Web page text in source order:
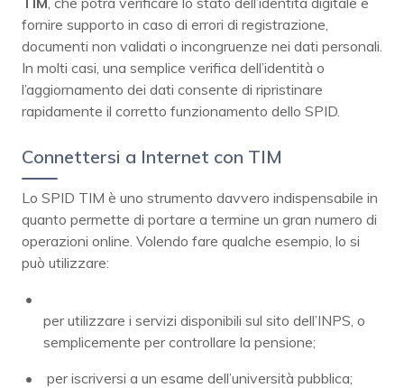
fornire supporto in caso di errori di registrazione,
documenti non validati o incongruenze nei dati personali.
In molti casi, una semplice verifica dell’identità o
l’aggiornamento dei dati consente di ripristinare
rapidamente il corretto funzionamento dello SPID.
Connettersi a Internet con TIM
Lo SPID TIM è uno strumento davvero indispensabile in
quanto permette di portare a termine un gran numero di
operazioni online. Volendo fare qualche esempio, lo si
può utilizzare:
per utilizzare i servizi disponibili sul sito dell’INPS, o
semplicemente per controllare la pensione;
per iscriversi a un esame dell’università pubblica;